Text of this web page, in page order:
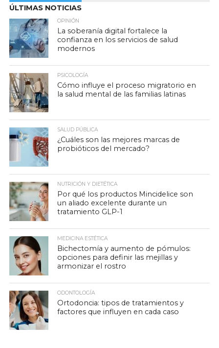
ÚLTIMAS NOTICIAS
OPINIÓN
La soberanía digital fortalece la
confianza en los servicios de salud
modernos
PSICOLOGÍA
Cómo influye el proceso migratorio en
la salud mental de las familias latinas
SALUD PÚBLICA
¿Cuáles son las mejores marcas de
probióticos del mercado?
NUTRICIÓN Y DIETÉTICA
Por qué los productos Mincidelice son
un aliado excelente durante un
tratamiento GLP-1
MEDICINA ESTÉTICA
Bichectomía y aumento de pómulos:
opciones para definir las mejillas y
armonizar el rostro
ODONTOLOGÍA
Ortodoncia: tipos de tratamientos y
factores que influyen en cada caso